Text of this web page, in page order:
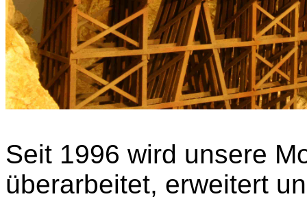
Seit 1996 wird unsere
überarbeitet, erweitert